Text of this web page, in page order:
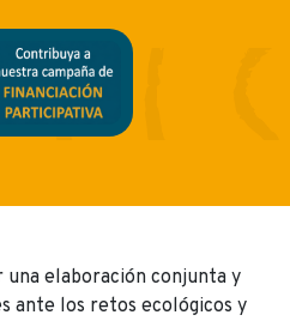
una elaboración conjunta y
ante los retos ecológicos y